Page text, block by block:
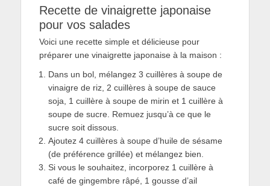
Recette de vinaigrette japonaise
pour vos salades
Voici une recette simple et délicieuse pour
préparer une vinaigrette japonaise à la maison :
Dans un bol, mélangez 3 cuillères à soupe de
vinaigre de riz, 2 cuillères à soupe de sauce
soja, 1 cuillère à soupe de mirin et 1 cuillère à
soupe de sucre. Remuez jusqu’à ce que le
sucre soit dissous.
Ajoutez 4 cuillères à soupe d’huile de sésame
(de préférence grillée) et mélangez bien.
Si vous le souhaitez, incorporez 1 cuillère à
café de gingembre râpé, 1 gousse d’ail